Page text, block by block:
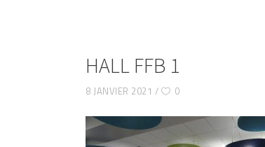
HALL FFB 1
8 JANVIER 2021 0